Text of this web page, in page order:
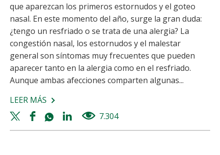
que aparezcan los primeros estornudos y el goteo
nasal. En este momento del año, surge la gran duda:
¿tengo un resfriado o se trata de una alergia? La
congestión nasal, los estornudos y el malestar
general son síntomas muy frecuentes que pueden
aparecer tanto en la alergia como en el resfriado.
Aunque ambas afecciones comparten algunas...
LEER MÁS SOBRE
ALERGIA
O
Twitter
share
Facebook
share
Whatsapp
share
Linkedin
share
7.304views